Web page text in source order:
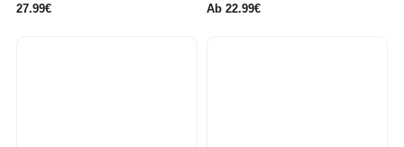
27.99€
Ab 22.99€